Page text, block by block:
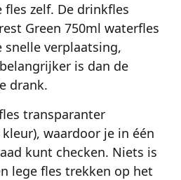
zelf. De drinkfles
Green 750ml waterfles
snelle verplaatsing,
is dan de
drank.
transparanter
waardoor je in één
kunt checken. Niets is
lege fles trekken op het